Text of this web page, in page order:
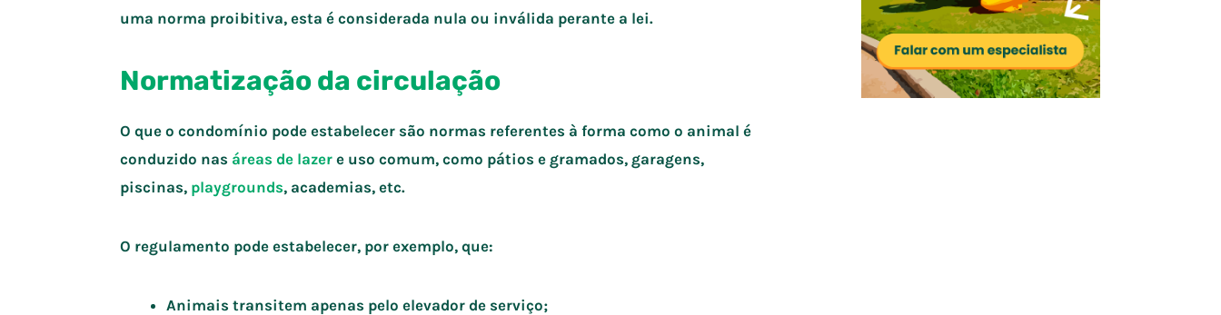
uma norma proibitiva, esta é considerada nula ou inválida perante a lei.
Normatização da circulação
O que o condomínio pode estabelecer são normas referentes à forma como o animal é
conduzido nas áreas de lazer e uso comum, como pátios e gramados, garagens,
piscinas, playgrounds, academias, etc.
O regulamento pode estabelecer, por exemplo, que:
Animais transitem apenas pelo elevador de serviço;